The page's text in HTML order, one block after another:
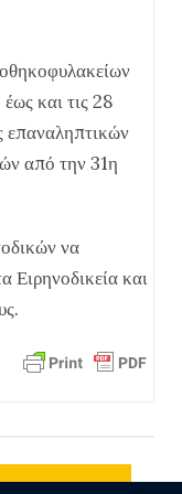
και τις 28
επαναληπτικών
από την 31η
να
Ειρηνοδικεία και